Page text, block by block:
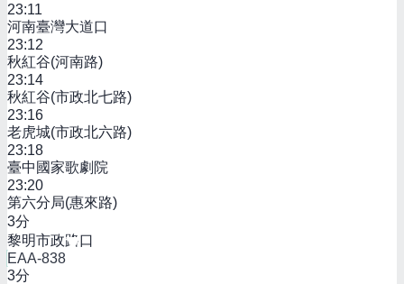
23:11
河南臺灣大道口
23:12
秋紅谷(河南路)
23:14
秋紅谷(市政北七路)
23:16
老虎城(市政北六路)
23:18
臺中國家歌劇院
23:20
第六分局(惠來路)
3分
黎明市政路口
EAA-838
3分